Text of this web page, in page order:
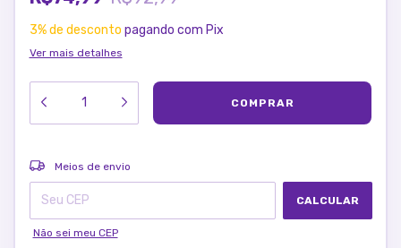
3% de desconto pagando com Pix
Ver mais detalhes
Entregas para o CEP:
Meios de envio
CALCULAR
Não sei meu CEP